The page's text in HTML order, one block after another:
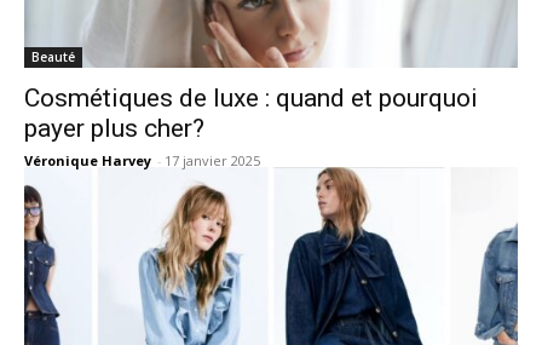
Beauté
Cosmétiques de luxe : quand et pourquoi
payer plus cher?
Véronique Harvey - 17 janvier 2025